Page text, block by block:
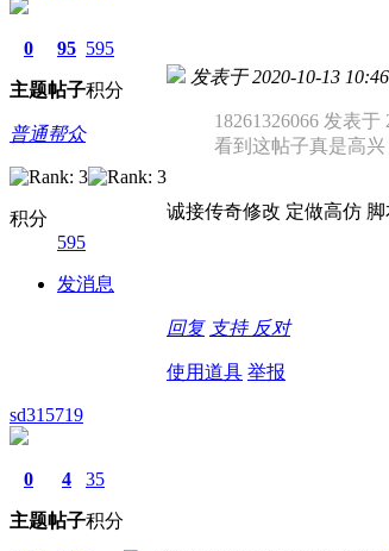
0
主题
95
帖子
595
积分
普通帮众
积分
595
发消息
发表于 2020-10-13
18261326066 发表于
看到这帖子真是高兴
诚接传奇修改 定做高仿
回复 支持 反对
使用道具 举报
sd315719
0
主题
4
帖子
35
积分